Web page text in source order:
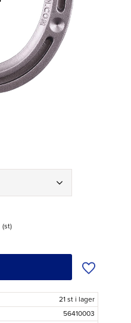
st
Lägg till i
21 st i lager
56410003